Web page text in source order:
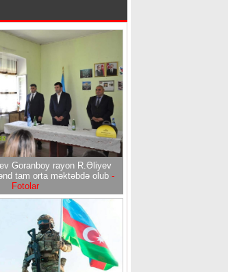
Goranboy rayon R.Əliyev
tam orta məktəbdə olub -
Fotolar